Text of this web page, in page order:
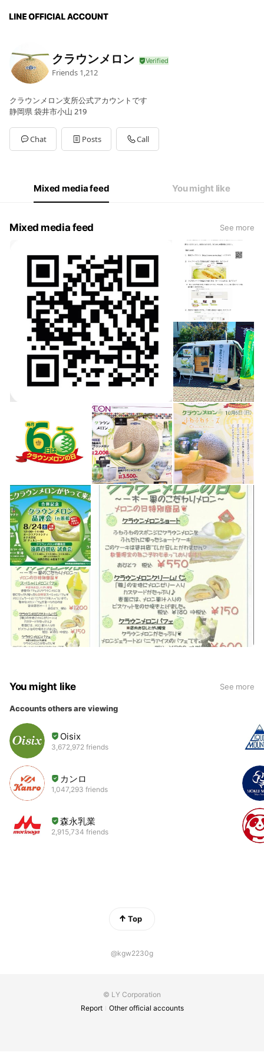
クラウンメロン
Friends 1,212
クラウンメロン支所公式アカウントです
静岡県 袋井市小山 219
Chat Posts Call
Mixed media feed You might like
Mixed media feed See more
You might like See more
Accounts others are viewing
Oisix
3,672,972 friends
カンロ
1,047,293 friends
森永乳業
2,915,734 friends
Top
@kgw2230g
© LY Corporation
Report
Other official accounts